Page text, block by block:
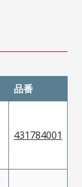
品番
431784001